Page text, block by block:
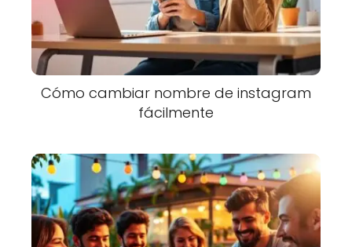
Cómo cambiar nombre de instagram
fácilmente